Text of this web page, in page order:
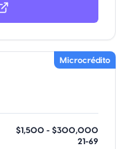
Microcrédito
$1,500 - $300,000
21-69